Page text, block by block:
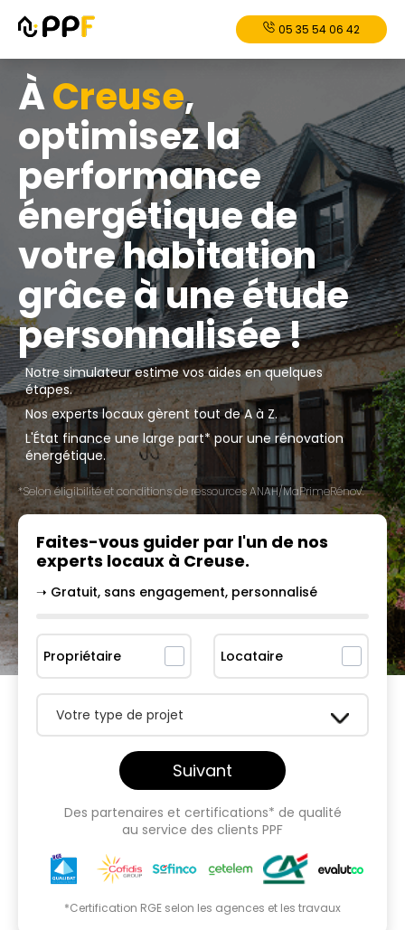
05 35 54 06 42
ÀCreuse,
optimisez la
performance
énergétique de
votre habitation
grâce à une étude
personnalisée !
Notre simulateur estime vos aides en quelques
étapes.
Nos experts locaux gèrent tout de A à Z.
L'État finance une large part* pour une rénovation
énergétique.
*Selon éligibilité et conditions de ressources ANAH/MaPrimeRénov'.
Faites-vous guider par l'un de nos
experts locaux à Creuse.
➝ Gratuit, sans engagement, personnalisé
Propriétaire Locataire
Votre type de projet
Suivant
Des partenaires et certifications* de qualité
au service des clients PPF
*Certification RGE selon les agences et les travaux